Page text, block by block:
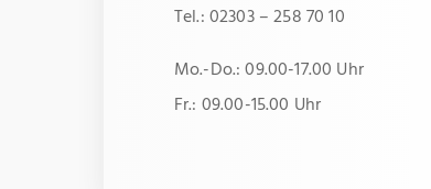
Tel.: 02303 – 258 70 10
Mo.-Do.: 09.00-17.00 Uhr
Fr.: 09.00-15.00 Uhr